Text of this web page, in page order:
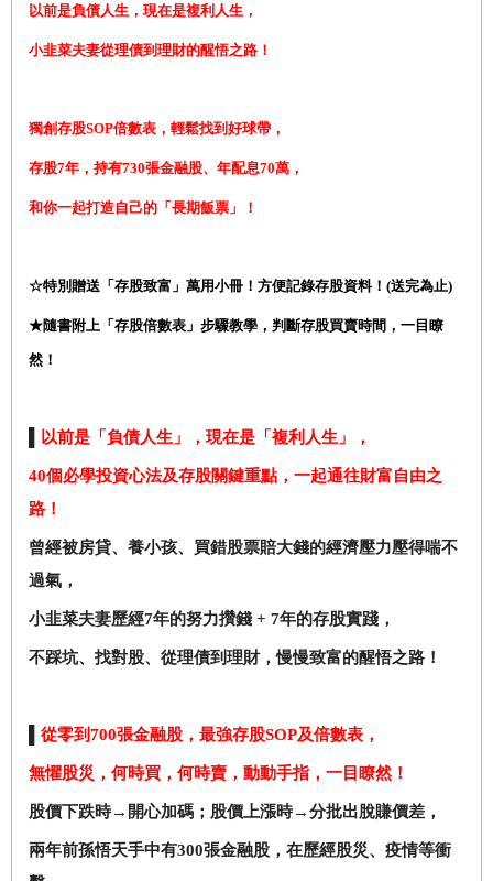
以前是負債人生，現在是複利人生，
小韭菜夫妻從理債到理財的醒悟之路！
獨創存股SOP倍數表，輕鬆找到好球帶，
存股7年，持有730張金融股、年配息70萬，
和你一起打造自己的「長期飯票」！
☆特別贈送「存股致富」萬用小冊！方便記錄存股資料！(送完為止)
★隨書附上「存股倍數表」步驟教學，判斷存股買賣時間，一目瞭
然！
以前是「負債人生」，現在是「複利人生」，
40個必學投資心法及存股關鍵重點，一起通往財富自由之
路！
曾經被房貸、養小孩、買錯股票賠大錢的經濟壓力壓得喘不
過氣，
小韭菜夫妻歷經7年的努力攢錢 + 7年的存股實踐，
不踩坑、找對股、從理債到理財，慢慢致富的醒悟之路！
從零到700張金融股，最強存股SOP及倍數表，
無懼股災，何時買，何時賣，動動手指，一目瞭然！
股價下跌時→開心加碼；股價上漲時→分批出脫賺價差，
兩年前孫悟天手中有300張金融股，在歷經股災、疫情等衝